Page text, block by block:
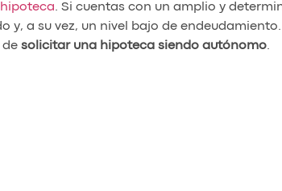
hipoteca. Si cuentas con un amplio y
y, a su vez, un nivel bajo de
de solicitar una hipoteca siendo autónomo.